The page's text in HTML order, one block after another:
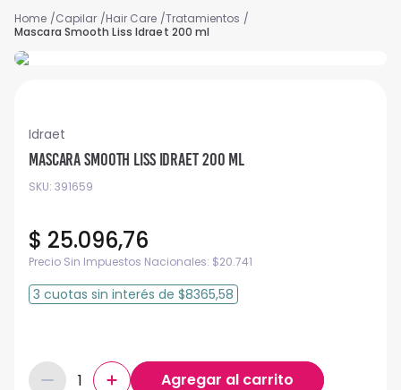
Capilar Hair Care Tratamientos
Mascara Smooth Liss Idraet 200 ml
Idraet
Mascara Smooth Liss Idraet 200 ml
SKU: 391659
$ 25.096,76
Precio Sin Impuestos Nacionales: $20.741
3 cuotas sin interés de $8365,58